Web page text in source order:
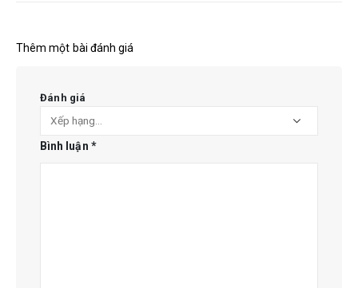
Thêm một bài đánh giá
Đánh giá
Bình luận *